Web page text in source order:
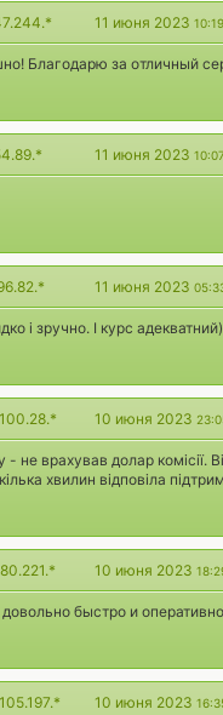
11 июня 2023 10:19
Благодарю за отличный
11 июня 2023 10:07
11 июня 2023
і зручно. І курс адекватний)
10 июня 2023
не врахував долар комісії.
хвилин відповіла
10 июня 2023
быстро и
10 июня 2023